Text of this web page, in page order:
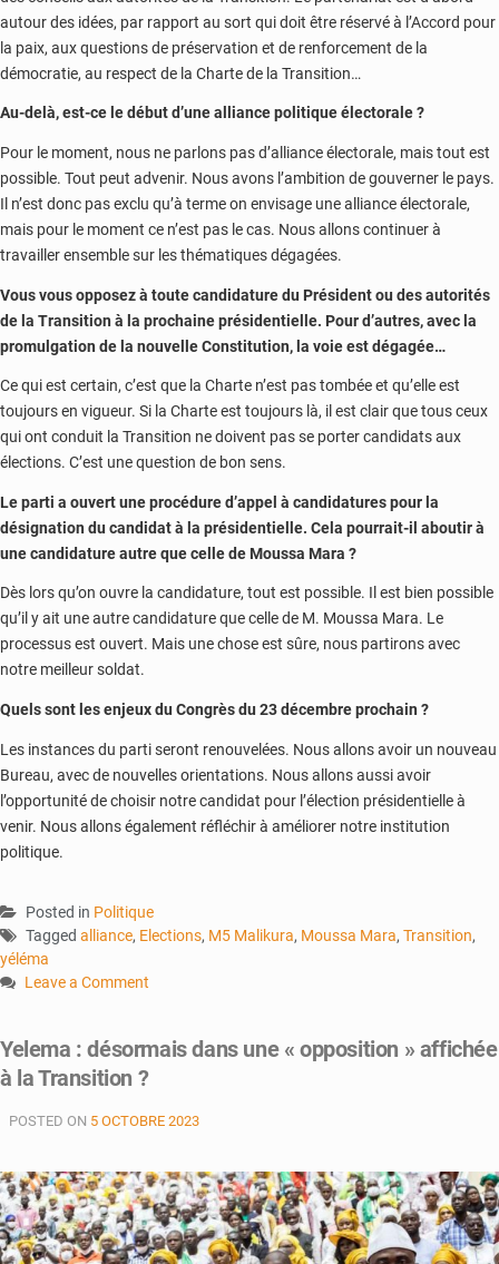
autour des idées, par rapport au sort qui doit être réservé à l’Accord pour
la paix, aux questions de préservation et de renforcement de la
démocratie, au respect de la Charte de la Transition…
Au-delà, est-ce le début d’une alliance politique électorale ?
Pour le moment, nous ne parlons pas d’alliance électorale, mais tout est
possible. Tout peut advenir. Nous avons l’ambition de gouverner le pays.
Il n’est donc pas exclu qu’à terme on envisage une alliance électorale,
mais pour le moment ce n’est pas le cas. Nous allons continuer à
travailler ensemble sur les thématiques dégagées.
Vous vous opposez à toute candidature du Président ou des autorités
de la Transition à la prochaine présidentielle. Pour d’autres, avec la
promulgation de la nouvelle Constitution, la voie est dégagée…
Ce qui est certain, c’est que la Charte n’est pas tombée et qu’elle est
toujours en vigueur. Si la Charte est toujours là, il est clair que tous ceux
qui ont conduit la Transition ne doivent pas se porter candidats aux
élections. C’est une question de bon sens.
Le parti a ouvert une procédure d’appel à candidatures pour la
désignation du candidat à la présidentielle. Cela pourrait-il aboutir à
une candidature autre que celle de Moussa Mara ?
Dès lors qu’on ouvre la candidature, tout est possible. Il est bien possible
qu’il y ait une autre candidature que celle de M. Moussa Mara. Le
processus est ouvert. Mais une chose est sûre, nous partirons avec
notre meilleur soldat.
Quels sont les enjeux du Congrès du 23 décembre prochain ?
Les instances du parti seront renouvelées. Nous allons avoir un nouveau
Bureau, avec de nouvelles orientations. Nous allons aussi avoir
l’opportunité de choisir notre candidat pour l’élection présidentielle à
venir. Nous allons également réfléchir à améliorer notre institution
politique.
Posted in Politique
Tagged alliance, Elections, M5 Malikura, Moussa Mara, Transition,
yéléma
Leave a Comment
Doumbia
:
nous
avec
notre
meilleur
soldat
Yelema : désormais dans une « opposition » affichée
à la Transition ?
POSTED ON 5 OCTOBRE 2023